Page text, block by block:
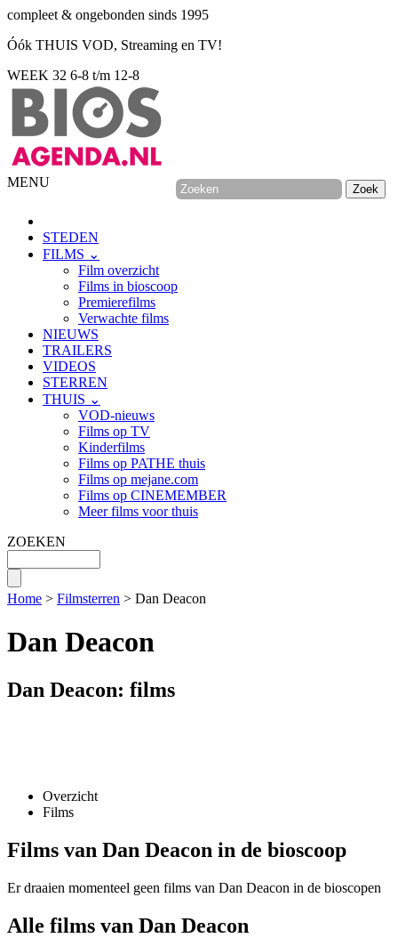
compleet & ongebonden sinds 1995
Óók THUIS VOD, Streaming en TV!
WEEK 32 6-8 t/m 12-8
MENU
STEDEN
FILMS ⌄
Film overzicht
Films in bioscoop
Premierefilms
Verwachte films
NIEUWS
TRAILERS
VIDEOS
STERREN
THUIS ⌄
VOD-nieuws
Films op TV
Kinderfilms
Films op PATHE thuis
Films op mejane.com
Films op CINEMEMBER
Meer films voor thuis
ZOEKEN
Home > Filmsterren > Dan Deacon
Dan Deacon
Dan Deacon: films
Overzicht
Films
Films van Dan Deacon in de bioscoop
Er draaien momenteel geen films van Dan Deacon in de bioscopen
Alle films van Dan Deacon